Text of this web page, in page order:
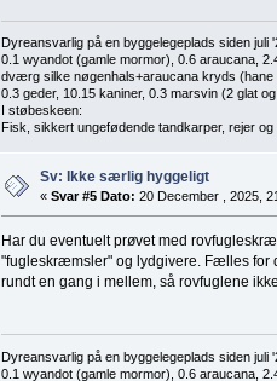
Dyreansvarlig på en byggelegeplads siden juli
0.1 wyandot (gamle mormor), 0.6 araucana,
dværg silke nøgenhals+araucana kryds
0.3 geder, 10.15 kaniner, 0.3 marsvin (2 glat
I støbeskeen:
Fisk, sikkert ungefødende tandkarper, rejer
Sv: Ikke særlig hyggeligt
« Svar #5 Dato: 20 December , 2025,
Har du eventuelt prøvet med
"fugleskræmsler" og lydgivere. Fælles for
rundt en gang i mellem, så rovfuglene
Dyreansvarlig på en byggelegeplads siden juli
0.1 wyandot (gamle mormor), 0.6 araucana,